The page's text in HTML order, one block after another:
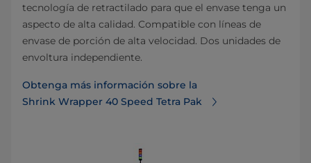
tecnología de retractilado para que el envase tenga un
aspecto de alta calidad. Compatible con líneas de
envase de porción de alta velocidad. Dos unidades de
envoltura independiente.
Obtenga más información sobre la
Shrink Wrapper 40 Speed Tetra Pak